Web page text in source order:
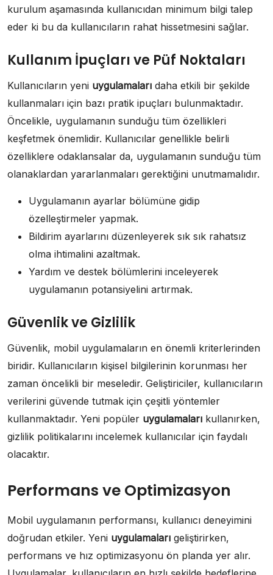
kurulum aşamasında kullanıcıdan minimum bilgi talep
eder ki bu da kullanıcıların rahat hissetmesini sağlar.
Kullanım İpuçları ve Püf Noktaları
Kullanıcıların yeni uygulamaları daha etkili bir şekilde
kullanmaları için bazı pratik ipuçları bulunmaktadır.
Öncelikle, uygulamanın sunduğu tüm özellikleri
keşfetmek önemlidir. Kullanıcılar genellikle belirli
özelliklere odaklansalar da, uygulamanın sunduğu tüm
olanaklardan yararlanmaları gerektiğini unutmamalıdır.
Uygulamanın ayarlar bölümüne gidip
özelleştirmeler yapmak.
Bildirim ayarlarını düzenleyerek sık sık rahatsız
olma ihtimalini azaltmak.
Yardım ve destek bölümlerini inceleyerek
uygulamanın potansiyelini artırmak.
Güvenlik ve Gizlilik
Güvenlik, mobil uygulamaların en önemli kriterlerinden
biridir. Kullanıcıların kişisel bilgilerinin korunması her
zaman öncelikli bir meseledir. Geliştiriciler, kullanıcıların
verilerini güvende tutmak için çeşitli yöntemler
kullanmaktadır. Yeni popüler uygulamaları kullanırken,
gizlilik politikalarını incelemek kullanıcılar için faydalı
olacaktır.
Performans ve Optimizasyon
Mobil uygulamanın performansı, kullanıcı deneyimini
doğrudan etkiler. Yeni uygulamaları geliştirirken,
performans ve hız optimizasyonu ön planda yer alır.